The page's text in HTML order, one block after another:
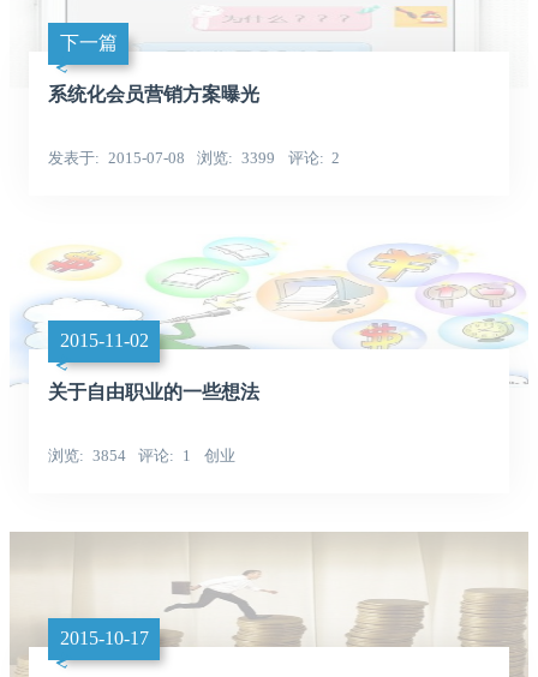
下一篇
系统化会员营销方案曝光
发表于 2015-07-08 浏览 3399 评论 2
2015-11-02
关于自由职业的一些想法
浏览 3854 评论 1 创业
2015-10-17